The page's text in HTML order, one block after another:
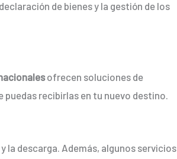
de bienes y la gestión de los
ofrecen soluciones de
recibirlas en tu nuevo destino.
la descarga. Además, algunos servicios